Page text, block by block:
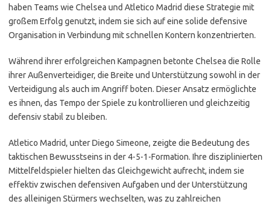
haben Teams wie Chelsea und Atletico Madrid diese Strategie mit
großem Erfolg genutzt, indem sie sich auf eine solide defensive
Organisation in Verbindung mit schnellen Kontern konzentrierten.
Während ihrer erfolgreichen Kampagnen betonte Chelsea die Rolle
ihrer Außenverteidiger, die Breite und Unterstützung sowohl in der
Verteidigung als auch im Angriff boten. Dieser Ansatz ermöglichte
es ihnen, das Tempo der Spiele zu kontrollieren und gleichzeitig
defensiv stabil zu bleiben.
Atletico Madrid, unter Diego Simeone, zeigte die Bedeutung des
taktischen Bewusstseins in der 4-5-1-Formation. Ihre disziplinierten
Mittelfeldspieler hielten das Gleichgewicht aufrecht, indem sie
effektiv zwischen defensiven Aufgaben und der Unterstützung
des alleinigen Stürmers wechselten, was zu zahlreichen